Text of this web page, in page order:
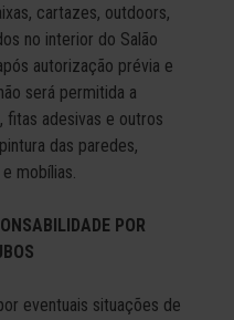
cartazes, outdoors,
no interior do Salão
autorização prévia e
será permitida a
fitas adesivas e outros
das paredes,
mobílias.
POR
eventuais situações de